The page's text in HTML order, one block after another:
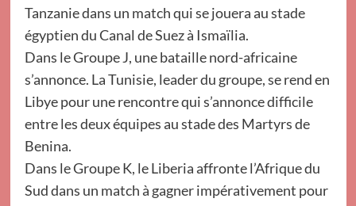
Tanzanie dans un match qui se jouera au stade
égyptien du Canal de Suez à Ismaïlia.
Dans le Groupe J, une bataille nord-africaine
s’annonce. La Tunisie, leader du groupe, se rend en
Libye pour une rencontre qui s’annonce difficile
entre les deux équipes au stade des Martyrs de
Benina.
Dans le Groupe K, le Liberia affronte l’Afrique du
Sud dans un match à gagner impérativement pour